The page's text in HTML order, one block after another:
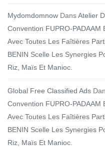
Mydomdomnow DansAtelier
Convention FUPRO-PADAAM
Avec Toutes Les Faîtières
BENIN Scelle Les Synergies
Riz, Maïs Et Manioc.
Global Free Classified Ads
Convention FUPRO-PADAAM
Avec Toutes Les Faîtières
BENIN Scelle Les Synergies
Riz, Maïs Et Manioc.